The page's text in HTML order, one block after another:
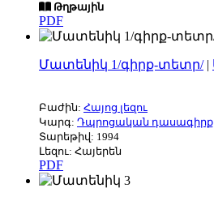
Թղթային
PDF
Մատենիկ 1/գիրք-տետր/|
Բաժին: Հայոց լեզու
Կարգ: Դպրոցական դասագիրք
Տարեթիվ: 1994
Լեզու: Հայերեն
PDF